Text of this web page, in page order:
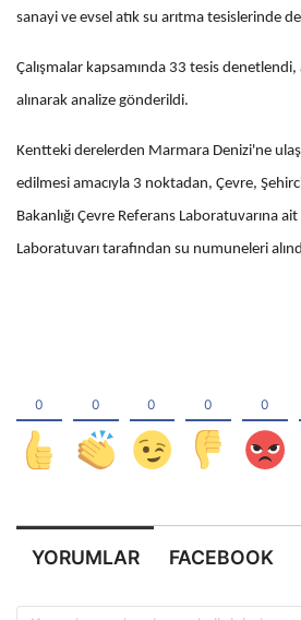
sanayi ve evsel atık su arıtma tesislerinde
Çalışmalar kapsamında 33 tesis
alınarak analize gönderildi.
Kentteki derelerden Marmara Denizi'ne
edilmesi amacıyla 3 noktadan, Çevre,
Bakanlığı Çevre Referans Laboratuvarına
Laboratuvarı tarafından su numuneleri
YORUMLAR FACEBOOK